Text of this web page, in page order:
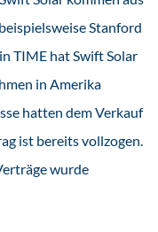
Stanford
TIME hat Swift Solar
in Amerika
hatten dem Verkauf
ist bereits vollzogen.
wurde